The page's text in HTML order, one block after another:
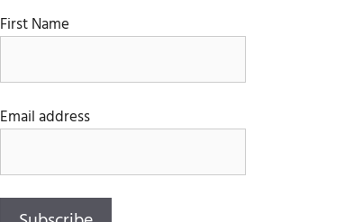
First Name
Email address